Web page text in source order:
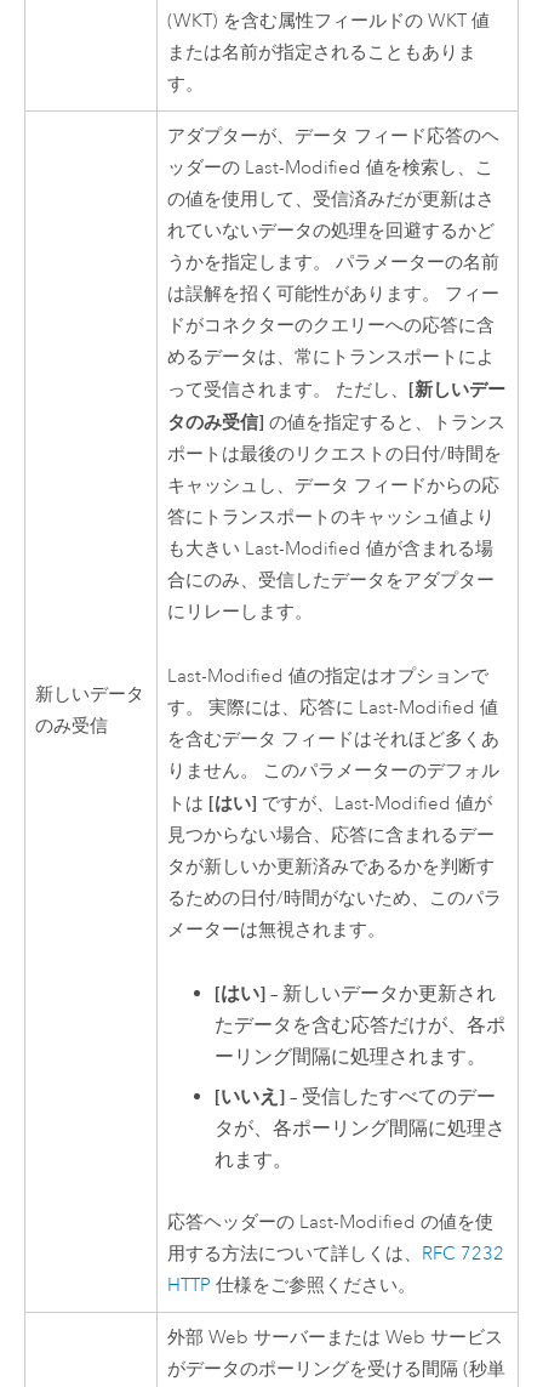
(WKT) を含む属性フィールドの WKT 値
または名前が指定されることもありま
す。
新しいデータ
のみ受信
アダプターが、データ フィード応答のヘ
ッダーの Last-Modified 値を検索し、こ
の値を使用して、受信済みだが更新はさ
れていないデータの処理を回避するかど
うかを指定します。 パラメーターの名前
は誤解を招く可能性があります。 フィー
ドがコネクターのクエリーへの応答に含
めるデータは、常にトランスポートによ
って受信されます。 ただし、 [新しいデー
タのみ受信] の値を指定すると、トランス
ポートは最後のリクエストの日付/時間を
キャッシュし、データ フィードからの応
答にトランスポートのキャッシュ値より
も大きい Last-Modified 値が含まれる場
合にのみ、受信したデータをアダプター
にリレーします。
Last-Modified 値の指定はオプションで
す。 実際には、応答に Last-Modified 値
を含むデータ フィードはそれほど多くあ
りません。 このパラメーターのデフォル
トは [はい] ですが、Last-Modified 値が
見つからない場合、応答に含まれるデー
タが新しいか更新済みであるかを判断す
るための日付/時間がないため、このパラ
メーターは無視されます。
[はい] – 新しいデータか更新され
たデータを含む応答だけが、各ポ
ーリング間隔に処理されます。
[いいえ] – 受信したすべてのデー
タが、各ポーリング間隔に処理さ
れます。
応答ヘッダーの Last-Modified の値を使
用する方法について詳しくは、 RFC 7232
HTTP 仕様をご参照ください。
外部 Web サーバーまたは Web サービス
がデータのポーリングを受ける間隔 (秒単